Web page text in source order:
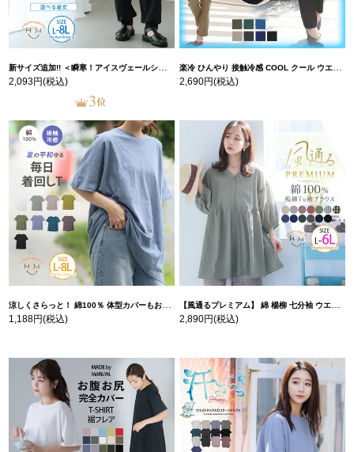
新サイズ追加!! ＜瞬寒！アイスヴェールシリーズ＞ 美脚 ジョガーパンツ 【ウェストゴム】 【ストレッチ】 | 大きいサイズの通販ならハッピーマリリン
2,093円(税込)
楽冷 ひんやり 接触冷感 COOL クール ウエストゴム 楽ちん ストレッチ 美脚 レギパン 【ストレッチ】 | 大きいサイズの通販ならハッピーマリリン
2,690円(税込)
涼しくさらっと！ 綿100％ 体型カバーもお洒落も叶える 風合いコットン ゆるシルエット ドルマン | 大きいサイズの通販ならハッピーマリリン
1,188円(税込)
【風通るプレミアム】 綿 楊柳 七分袖 ウエストギャザー ブラウス | 大きいサイズの通販ならハッピーマリリン
2,890円(税込)